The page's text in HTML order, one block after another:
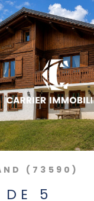
(73590)
DE 5
VOIR LE BIEN